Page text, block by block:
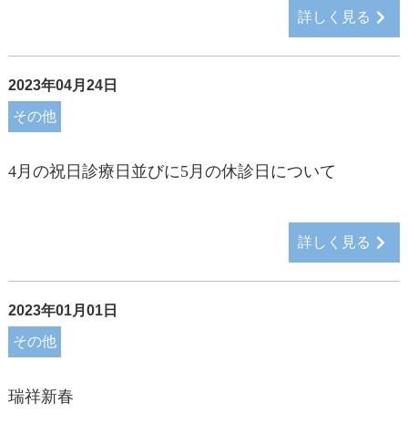
詳しく見る
2023年04月24日
その他
4月の祝日診療日並びに5月の休診日について
詳しく見る
2023年01月01日
その他
瑞祥新春